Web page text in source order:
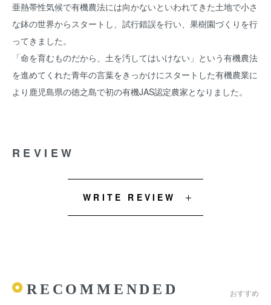
亜熱帯性気候で有機農法には向かないといわれてきた土地で小さ
な鉢の世界からスタートし、試行錯誤を行い、果樹園づくりを行
ってきました。
「命を育むものだから、土を汚してはいけない」という有機農法
を進めてくれた青年の言葉をきっかけにスタートした有機農業に
より鹿児島県の徳之島で初の有機JAS認定農家となりました。
REVIEW
WRITE REVIEW
RECOMMENDED おすすめ